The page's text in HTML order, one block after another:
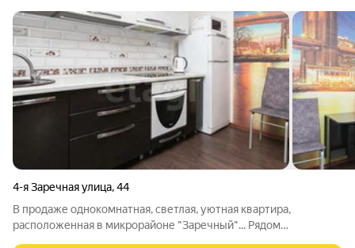
4-я Заречная улица,44
В продаже однокомнатная, светлая, уютная квартира,
расположенная в микрорайоне "Заречный"... Рядом